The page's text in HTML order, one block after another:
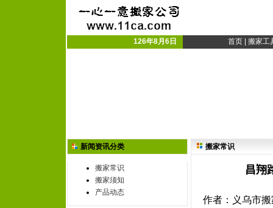
126年8月6日 首页| 搬家工
新闻资讯分类
搬家常识
搬家须知
产品动态
搬家常识
昌翔
作者：义乌市